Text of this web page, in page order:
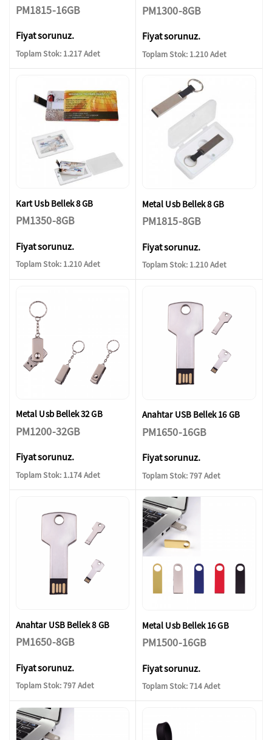
PM1815-16GB
Fiyat sorunuz.
Toplam Stok: 1.217 Adet
PM1300-8GB
Fiyat sorunuz.
Toplam Stok: 1.210 Adet
Kart Usb Bellek 8 GB
PM1350-8GB
Fiyat sorunuz.
Toplam Stok: 1.210 Adet
Metal Usb Bellek 8 GB
PM1815-8GB
Fiyat sorunuz.
Toplam Stok: 1.210 Adet
Metal Usb Bellek 32 GB
PM1200-32GB
Fiyat sorunuz.
Toplam Stok: 1.174 Adet
Anahtar USB Bellek 16 GB
PM1650-16GB
Fiyat sorunuz.
Toplam Stok: 797 Adet
Anahtar USB Bellek 8 GB
PM1650-8GB
Fiyat sorunuz.
Toplam Stok: 797 Adet
Metal Usb Bellek 16 GB
PM1500-16GB
Fiyat sorunuz.
Toplam Stok: 714 Adet